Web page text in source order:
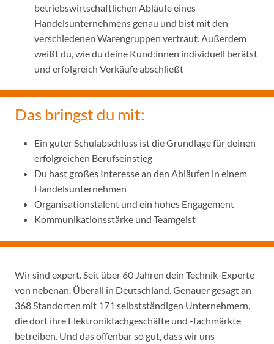
betriebswirtschaftlichen Abläufe eines
Handelsunternehmens genau und bist mit den
verschiedenen Warengruppen vertraut. Außerdem
weißt du, wie du deine Kund:innen individuell berätst
und erfolgreich Verkäufe abschließt
Das bringst du mit:
Ein guter Schulabschluss ist die Grundlage für deinen
erfolgreichen Berufseinstieg
Du hast großes Interesse an den Abläufen in einem
Handelsunternehmen
Organisationstalent und ein hohes Engagement
Kommunikationsstärke und Teamgeist
Wir sind expert. Seit über 60 Jahren dein Technik-Experte
von nebenan. Überall in Deutschland. Genauer gesagt an
368 Standorten mit 171 selbstständigen Unternehmern,
die dort ihre Elektronikfachgeschäfte und -fachmärkte
betreiben. Und das offenbar so gut, dass wir uns